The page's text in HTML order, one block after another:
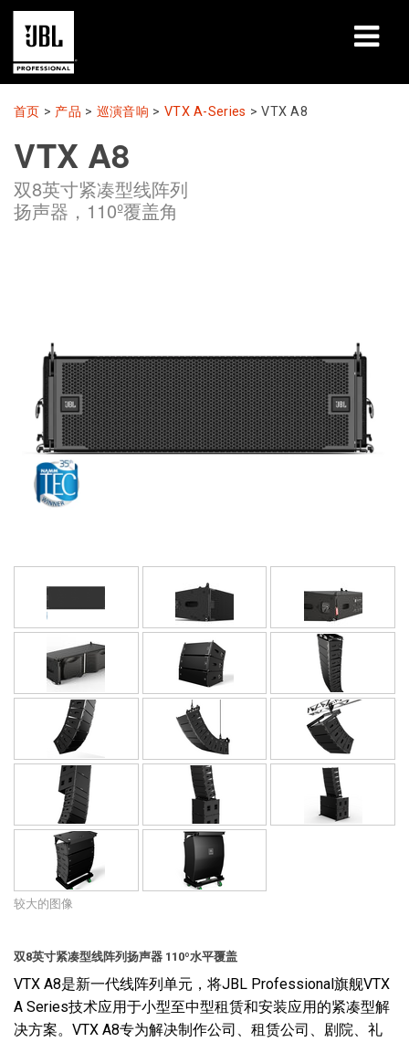
产品
案例研究
学习课程
语言/地区
首页 > 产品 > 巡演音响 > VTX A-Series >VTX A8
VTX A8
双8英寸紧凑型线阵列
扬声器，110º覆盖角
较大的图像
双8英寸紧凑型线阵列扬声器 110º水平覆盖
VTX A8是新一代线阵列单元，将JBL Professional旗舰VTX
A Series技术应用于小型至中型租赁和安装应用的紧凑型解
决方案。VTX A8专为解决制作公司、租赁公司、剧院、礼